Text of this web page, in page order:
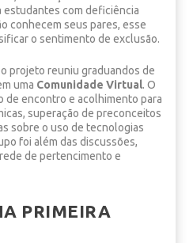
estudantes com deficiência
conhecem seus pares, esse
o sentimento de exclusão.
projeto reuniu graduandos de
uma Comunidade Virtual. O
de encontro e acolhimento para
superação de preconceitos
sobre o uso de tecnologias
foi além das discussões,
de pertencimento e
PRIMEIRA